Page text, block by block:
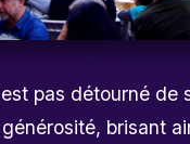
pas détourné de
brisant